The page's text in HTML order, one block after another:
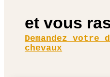
et vous
Demandez votre
chevaux